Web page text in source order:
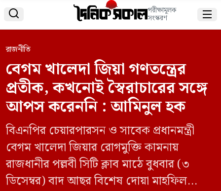
 পরীক্ষামূলক
সংস্করণ 
রাজনীতি
বেগম খালেদা জিয়া গণতন্ত্রের
প্রতীক, কখনোই স্বৈরাচারের সঙ্গে
আপস করেননি : আমিনুল হক
বিএনপির চেয়ারপারসন ও সাবেক প্রধানমন্ত্রী
বেগম খালেদা জিয়ার রোগমুক্তি কামনায়
রাজধানীর পল্লবী সিটি ক্লাব মাঠে বুধবার (৩
ডিসেম্বর) বাদ আছর বিশেষ দোয়া মাহফিল